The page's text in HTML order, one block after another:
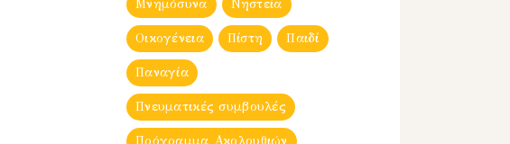
Μνημόσυνα Νηστεία
Οικογένεια Πίστη Παιδί
Παναγία
Πνευματικές συμβουλές